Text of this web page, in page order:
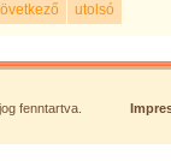
utolsó
fenntartva.